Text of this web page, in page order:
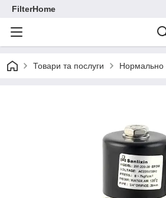
FilterHome
Товари та послуги Нормально